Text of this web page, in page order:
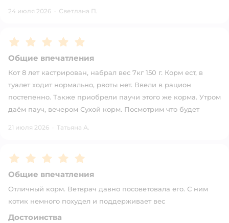
24 июля 2026 · Светлана П.
Рейтинг:5
Общие впечатления
Кот 8 лет кастрирован, набрал вес 7кг 150 г. Корм ест, в
туалет ходит нормально, рвоты нет. Ввели в рацион
постепенно. Также приобрели паучи этого же корма. Утром
даём пауч, вечером Сухой корм. Посмотрим что будет
21 июля 2026 · Татьяна А.
Рейтинг:5
Общие впечатления
Отличный корм. Ветврач давно посоветовала его. С ним
котик немного похудел и поддерживает вес
Достоинства